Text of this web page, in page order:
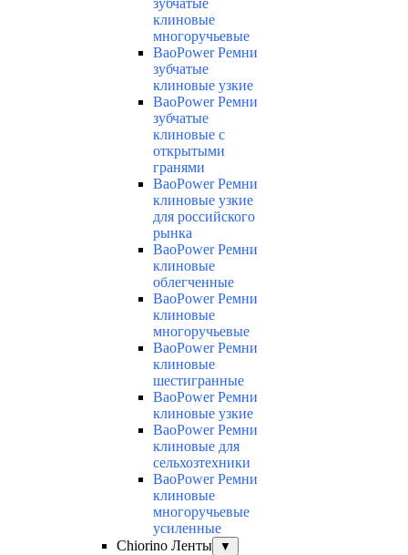
зубчатые
клиновые
многоручьевые
BaoPower Ремни
зубчатые
клиновые узкие
BaoPower Ремни
зубчатые
клиновые с
открытыми
гранями
BaoPower Ремни
клиновые узкие
для российского
рынка
BaoPower Ремни
клиновые
облегченные
BaoPower Ремни
клиновые
многоручьевые
BaoPower Ремни
клиновые
шестигранные
BaoPower Ремни
клиновые узкие
BaoPower Ремни
клиновые для
сельхозтехники
BaoPower Ремни
клиновые
многоручьевые
усиленные
Chiorino Ленты
▼